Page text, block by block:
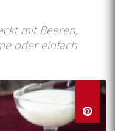
mit Beeren,
oder einfach